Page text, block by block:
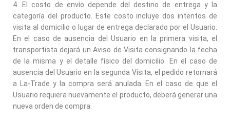
4. El costo de envío depende del destino de entrega y la
categoría del producto. Este costo incluye dos intentos de
visita al domicilio o lugar de entrega declarado por el Usuario.
En el caso de ausencia del Usuario en la primera visita, el
transportista dejará un Aviso de Visita consignando la fecha
de la misma y el detalle físico del domicilio. En el caso de
ausencia del Usuario en la segunda Visita, el pedido retornará
a La-Trade y la compra será anulada. En el caso de que el
Usuario requiera nuevamente el producto, deberá generar una
nueva orden de compra.